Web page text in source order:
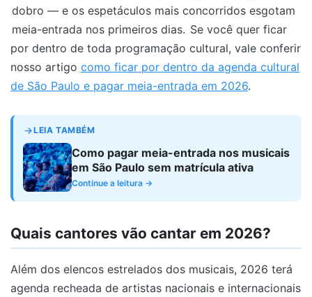
dobro — e os espetáculos mais concorridos esgotam
meia-entrada nos primeiros dias. Se você quer ficar
por dentro de toda programação cultural, vale conferir
nosso artigo como ficar por dentro da agenda cultural
de São Paulo e pagar meia-entrada em 2026.
LEIA TAMBÉM
Como pagar meia-entrada nos musicais
em São Paulo sem matrícula ativa
Continue a leitura →
Quais cantores vão cantar em 2026?
Além dos elencos estrelados dos musicais, 2026 terá
agenda recheada de artistas nacionais e internacionais